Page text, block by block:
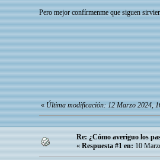
Pero mejor confírmenme que siguen
«Última modificación: 12 Marzo 2024,
Re: ¿Cómo averiguo los
« Respuesta #1 en: 10